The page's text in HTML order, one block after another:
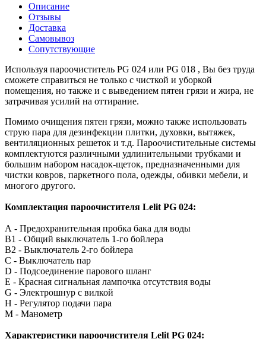
Описание
Отзывы
Доставка
Самовывоз
Сопутствующие
Используя пароочиститель PG 024 или PG 018 , Вы без труда
сможете справиться не только с чисткой и уборкой
помещения, но также и с выведением пятен грязи и жира, не
затрачивая усилий на оттирание.
Помимо очищения пятен грязи, можно также использовать
струю пара для дезинфекции плитки, духовки, вытяжек,
вентиляционных решеток и т.д. Пароочистительные системы
комплектуются различными удлинительными трубками и
большим набором насадок-щеток, предназначенными для
чистки ковров, паркетного пола, одежды, обивки мебели, и
многого другого.
Комплектация пароочистителя Lelit PG 024:
А - Предохранительная пробка бака для воды
В1 - Общий выключатель 1-го бойлера
В2 - Выключатель 2-го бойлера
С - Выключатель пар
D - Подсоединение парового шланг
Е - Красная сигнальная лампочка отсутствия воды
G - Электрошнур с вилкой
Н - Регулятор подачи пара
М - Манометр
Характеристики пароочистителя Lelit PG 024: